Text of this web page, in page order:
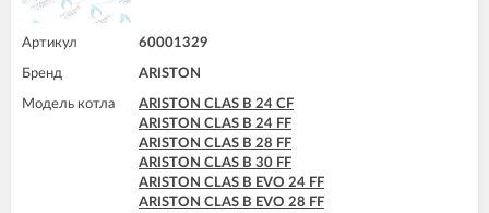
Артикул 60001329
Бренд ARISTON
Модель котла
ARISTON CLAS B 24 CF
ARISTON CLAS B 24 FF
ARISTON CLAS B 28 FF
ARISTON CLAS B 30 FF
ARISTON CLAS B EVO 24 FF
ARISTON CLAS B EVO 28 FF